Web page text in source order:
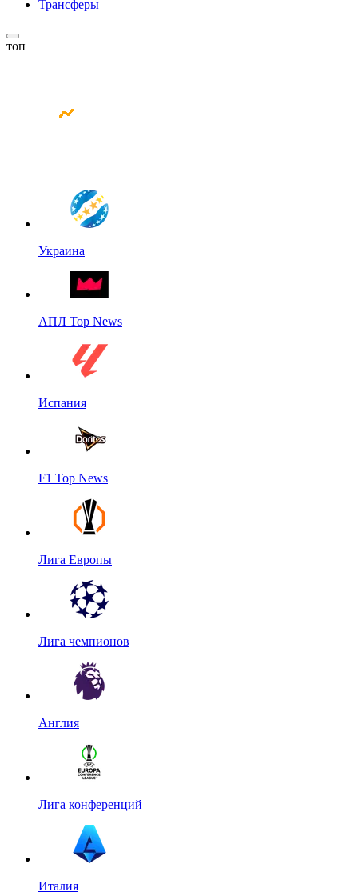
Трансферы
топ
Украина
АПЛ Top News
Испания
F1 Top News
Лига Европы
Лига чемпионов
Англия
Лига конференций
Италия